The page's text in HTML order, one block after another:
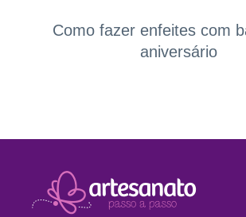
Como fazer enfeites com
aniversário